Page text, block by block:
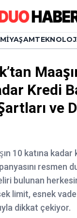
YAŞAM
Kredi
ve
10 katına kadar
resmen
bulunan
limit, esnek vade
dikkat çekiyor.